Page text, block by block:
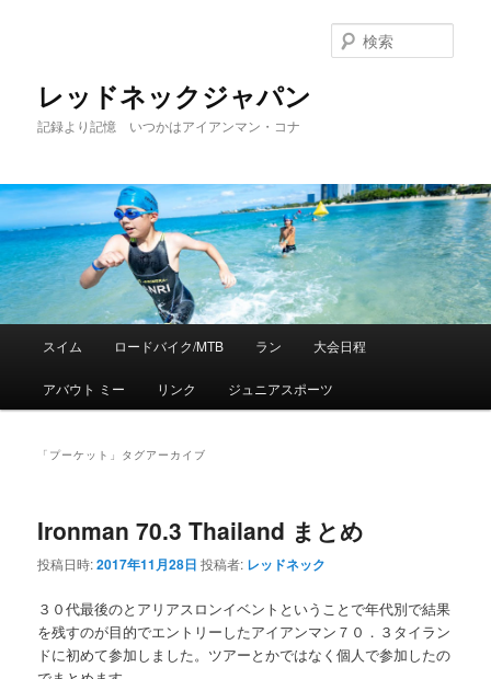
レッドネックジャパン
記録より記憶 いつかはアイアンマン・コナ
索
メ
メ
イ
ン
ン
サ
ブ
テ
ツ
スイム ロードバイク/MTB ラン 大会日程
アバウト ミー リンク ジュニアスポーツ
「 プーケット 」タグアーカイブ
Ironman 70.3 Thailand まとめ
投稿日時:2017年11月28日 投稿者: レッドネック
３０代最後のとアリアスロンイベントということで年代別で結果
を残すのが目的でエントリーしたアイアンマン７０．３タイラン
ドに初めて参加しました。ツアーとかではなく個人で参加したの